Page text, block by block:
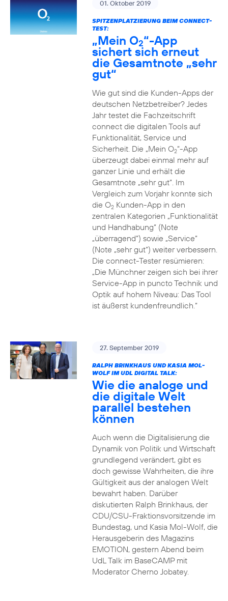
01. Oktober 2019
SPITZENPLATZIERUNG BEIM CONNECT-
TEST:
„Mein O2“-App
sichert sich erneut
die Gesamtnote „sehr
gut“
Wie gut sind die Kunden-Apps der
deutschen Netzbetreiber? Jedes
Jahr testet die Fachzeitschrift
connect die digitalen Tools auf
Funktionalität, Service und
Sicherheit. Die „Mein O2“-App
überzeugt dabei einmal mehr auf
ganzer Linie und erhält die
Gesamtnote „sehr gut“. Im
Vergleich zum Vorjahr konnte sich
die O2Kunden-App in den
zentralen Kategorien „Funktionalität
und Handhabung“ (Note
„überragend“) sowie „Service“
(Note „sehr gut“) weiter verbessern.
Die connect-Tester resümieren:
„Die Münchner zeigen sich bei ihrer
Service-App in puncto Technik und
Optik auf hohem Niveau: Das Tool
ist äußerst kundenfreundlich.“
27. September 2019
RALPH BRINKHAUS UND KASIA MOL-
WOLF IM UDL DIGITAL TALK:
Wie die analoge und
die digitale Welt
parallel bestehen
können
Auch wenn die Digitalisierung die
Dynamik von Politik und Wirtschaft
grundlegend verändert, gibt es
doch gewisse Wahrheiten, die ihre
Gültigkeit aus der analogen Welt
bewahrt haben. Darüber
diskutierten Ralph Brinkhaus, der
CDU/CSU-Fraktionsvorsitzende im
Bundestag, und Kasia Mol-Wolf, die
Herausgeberin des Magazins
EMOTION, gestern Abend beim
UdL Talk im BaseCAMP mit
Moderator Cherno Jobatey.